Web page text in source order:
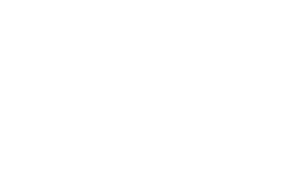
Así, hay películas que
‘Ride’, de los hermanos
y punky, totalmente